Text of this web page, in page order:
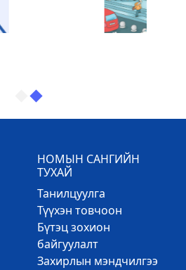
НОМЫН САНГИЙН
ТУХАЙ
Танилцуулга
Түүхэн товчоон
Бүтэц зохион
байгуулалт
Захирлын мэндчилгээ